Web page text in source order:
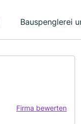
Bauspenglerei
Firma bewerten